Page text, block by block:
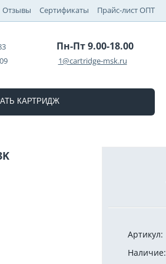
Отзывы Сертификаты Прайс-лист ОПТ
Пн-Пт 9.00-18.00
1@cartridge-msk.ru
КАРТРИДЖ
Артикул:
Наличие: